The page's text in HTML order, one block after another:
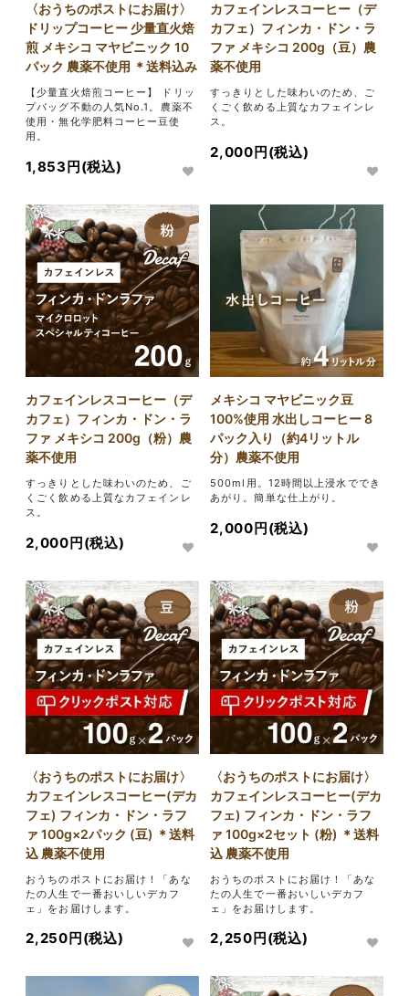
〈おうちのポストにお届け〉
ドリップコーヒー 少量直火焙
煎 メキシコ マヤビニック 10
パック 農薬不使用 ＊送料込み
【少量直火焙煎コーヒー】 ドリッ
プバッグ不動の人気No.1。農薬不
使用・無化学肥料コーヒー豆使
用。
1,853円(税込)
カフェインレスコーヒー（デ
カフェ）フィンカ・ドン・ラ
ファ メキシコ 200g（豆）農
薬不使用
すっきりとした味わいのため、ご
くごく飲める上質なカフェインレ
ス。
2,000円(税込)
カフェインレスコーヒー（デ
カフェ）フィンカ・ドン・ラ
ファ メキシコ 200g（粉）農
薬不使用
すっきりとした味わいのため、ご
くごく飲める上質なカフェインレ
ス。
2,000円(税込)
メキシコ マヤビニック豆
100%使用 水出しコーヒー 8
パック入り（約4リットル
分）農薬不使用
500ml用。12時間以上浸水ででき
あがり。簡単な仕上がり。
2,000円(税込)
〈おうちのポストにお届け〉
カフェインレスコーヒー(デカ
フェ) フィンカ・ドン・ラフ
ァ 100g×2パック (豆) ＊送料
込 農薬不使用
おうちのポストにお届け！「あな
たの人生で一番おいしいデカフ
ェ」をお届けします。
2,250円(税込)
〈おうちのポストにお届け〉
カフェインレスコーヒー(デカ
フェ) フィンカ・ドン・ラフ
ァ 100g×2セット (粉) ＊送料
込 農薬不使用
おうちのポストにお届け！「あな
たの人生で一番おいしいデカフ
ェ」をお届けします。
2,250円(税込)